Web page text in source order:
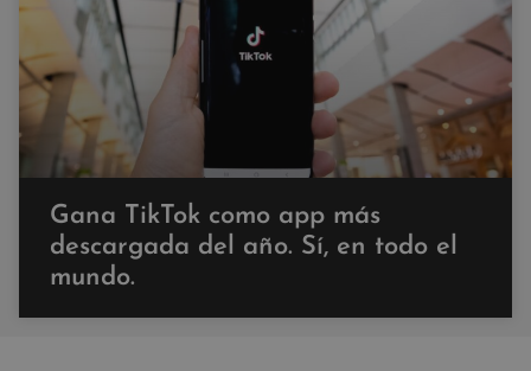
Gana TikTok como app más
descargada del año. Sí, en todo el
mundo.